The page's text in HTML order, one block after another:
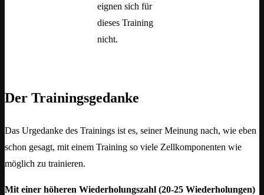
eignen sich für
dieses Training
nicht.
Der Trainingsgedanke
Das Urgedanke des Trainings ist es, seiner Meinung nach, wie eben
schon gesagt, mit einem Training so viele Zellkomponenten wie
möglich zu trainieren.
Mit einer höheren Wiederholungszahl (20-25 Wiederholungen)